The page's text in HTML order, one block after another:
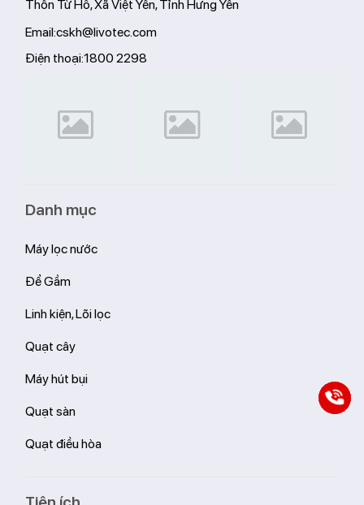
Thôn Từ Hồ, Xã Việt Yên, Tỉnh Hưng Yên
Email:cskh@livotec.com
Điện thoại:1800 2298
Danh mục
Máy lọc nước
Để Gầm
Linh kiện, Lõi lọc
Quạt cây
Máy hút bụi
Quạt sàn
Quạt điều hòa